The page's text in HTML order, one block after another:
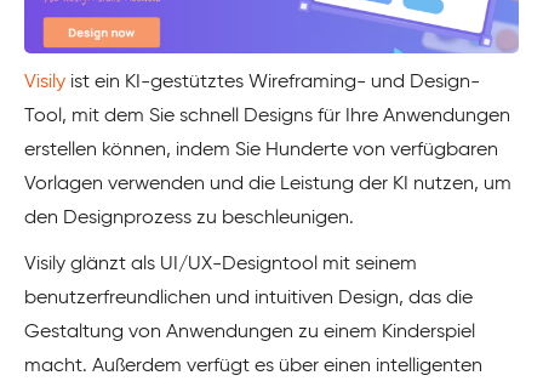
Visily ist ein KI-gestütztes Wireframing- und Design-
Tool, mit dem Sie schnell Designs für Ihre Anwendungen
erstellen können, indem Sie Hunderte von verfügbaren
Vorlagen verwenden und die Leistung der KI nutzen, um
den Designprozess zu beschleunigen.
Visily glänzt als UI/UX-Designtool mit seinem
benutzerfreundlichen und intuitiven Design, das die
Gestaltung von Anwendungen zu einem Kinderspiel
macht. Außerdem verfügt es über einen intelligenten